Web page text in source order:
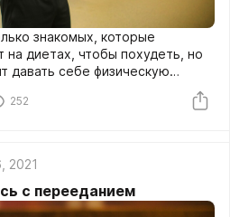
знакомых, которые
на диетах, чтобы похудеть, но
давать себе физическую
звучат самые разные, от «мне
до «я и так похудею»
252
2021
с перееданием